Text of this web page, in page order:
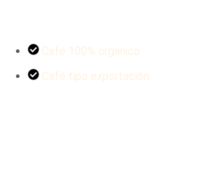
Café 100% orgánico
Café tipo exportación